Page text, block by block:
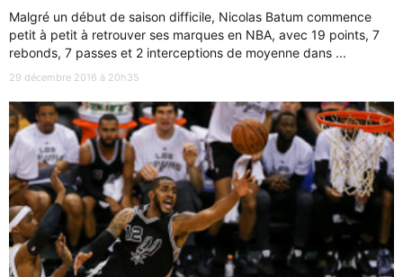
Malgré un début de saison difficile, Nicolas Batum commence
petit à petit à retrouver ses marques en NBA, avec 19 points, 7
rebonds, 7 passes et 2 interceptions de moyenne dans ...
29 décembre 2016 à 20h35